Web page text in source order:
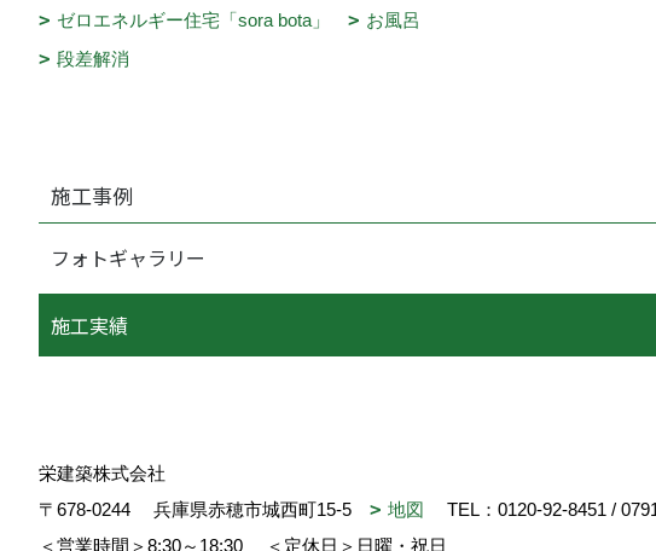
ゼロエネルギー住宅「sora bota」
お風呂
段差解消
施工事例
フォトギャラリー
施工実績
栄建築株式会社
〒678-0244
兵庫県赤穂市城西町15-5 地図 TEL： 0120-92-8451 /
＜営業時間＞8:30～18:30
＜定休日＞日曜・祝日